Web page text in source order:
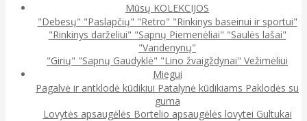
Mūsų KOLEKCIJOS
"Debesų" "Paslapčių" "Retro" "Rinkinys baseinui ir sportui"
"Rinkinys darželiui" "Sapnų Piemenėliai" "Saulės lašai"
"Vandenynų"
"Girių" "Sapnų Gaudyklė" "Lino žvaigždynai" Vežimėliui
Miegui
Pagalvė ir antklodė kūdikiui Patalynė kūdikiams Paklodės su
guma
Lovytės apsaugėlės Bortelio apsaugėlės lovytei Gultukai